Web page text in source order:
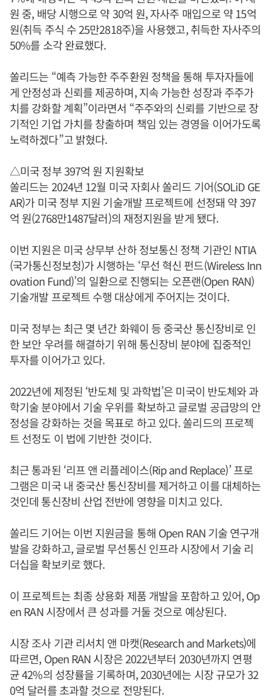
원 중, 배당 시행으로 약 30억 원, 자사주 매입으로 약 15억
원(취득 주식 수 25만2818주)을 사용했고, 취득한 자사주의
50%를 소각 완료했다.
쏠리드는 “예측 가능한 주주환원 정책을 통해 투자자들에
게 안정성과 신뢰를 제공하며, 지속 가능한 성장과 주주가
치를 강화할 계획”이라면서 “주주와의 신뢰를 기반으로 장
기적인 기업 가치를 창출하며 책임 있는 경영을 이어가도록
노력하겠다”고 밝혔다.
△미국 정부 397억 원 지원확보
쏠리드는 2024년 12월 미국 자회사 쏠리드 기어(SOLiD GE
AR)가 미국 정부 지원 기술개발 프로젝트에 선정돼 약 397
억 원(2768만1487달러)의 재정지원을 받게 됐다.
이번 지원은 미국 상무부 산하 정보통신 정책 기관인 NTIA
(국가통신정보청)가 시행하는 ‘무선 혁신 펀드(Wireless Inn
ovation Fund)’의 일환으로 진행되는 오픈랜(Open RAN)
기술개발 프로젝트 수행 대상에게 주어지는 것이다.
미국 정부는 최근 몇 년간 화웨이 등 중국산 통신장비로 인
한 보안 우려를 해결하기 위해 통신장비 분야에 집중적인
투자를 이어가고 있다.
2022년에 제정된 ‘반도체 및 과학법’은 미국이 반도체와 과
학기술 분야에서 기술 우위를 확보하고 글로벌 공급망의 안
정성을 강화하는 것을 목표로 하고 있다. 쏠리드의 프로젝
트 선정도 이 법에 기반한 것이다.
최근 통과된 ‘리프 앤 리플레이스(Rip and Replace)’ 프로
그램은 미국 내 중국산 통신장비를 제거하고 이를 대체하는
것인데 통신장비 산업 전반에 영향을 미치고 있다.
쏠리드 기어는 이번 지원금을 통해 Open RAN 기술 연구개
발을 강화하고, 글로벌 무선통신 인프라 시장에서 기술 리
더십을 확보키로 했다.
이 프로젝트는 최종 상용화 제품 개발을 포함하고 있어, Op
en RAN 시장에서 큰 성과를 거둘 것으로 예상된다.
시장 조사 기관 리서치 앤 마캣(Research and Markets)에
따르면, Open RAN 시장은 2022년부터 2030년까지 연평
균 42%의 성장률을 기록하며, 2030년에는 시장 규모가 32
0억 달러를 초과할 것으로 전망된다.